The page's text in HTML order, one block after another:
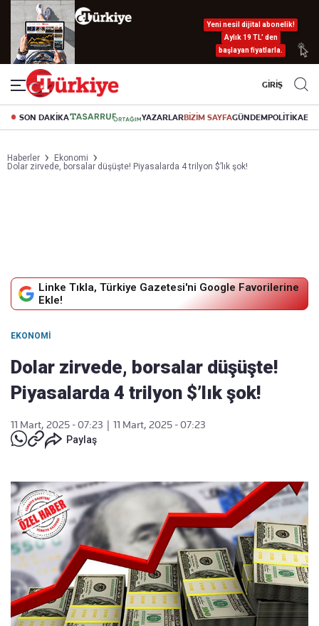
Yeni nesil dijital abonelik!
Aylık 19 TL’ den
başlayan fiyatlarla.
GİRİŞ
SON DAKİKA YAZARLARBİZİM SAYFAGÜNDEMPOLİTİKA
Haberler
Ekonomi
Dolar zirvede, borsalar düşüşte! Piyasalarda 4 trilyon $’lık şok!
Linke Tıkla, Türkiye Gazetesi'ni Google Favorilerine
Ekle!
EKONOMI
Dolar zirvede, borsalar düşüşte!
Piyasalarda 4 trilyon $’lık şok!
11 Mart, 2025 - 07:23
11 Mart, 2025 - 07:23
Paylaş